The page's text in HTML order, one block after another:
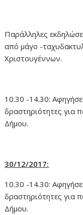
Παράλληλες
από μάγο -
Χριστουγέννων.
10.30 -14.30:
δραστηριότητες για
Δήμου.
30/12/2017:
10.30 -14.30:
δραστηριότητες για
Δήμου.